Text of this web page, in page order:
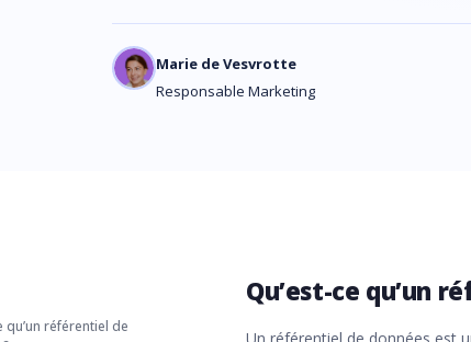
Marie de Vesvrotte
Responsable Marketing
qu’un référentiel de
Qu’est-ce qu’un